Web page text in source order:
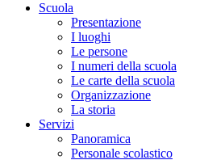
Scuola
Presentazione
I luoghi
Le persone
I numeri della scuola
Le carte della scuola
Organizzazione
La storia
Servizi
Panoramica
Personale scolastico